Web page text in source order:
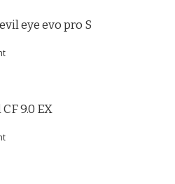
eye evo pro S
9.0 EX